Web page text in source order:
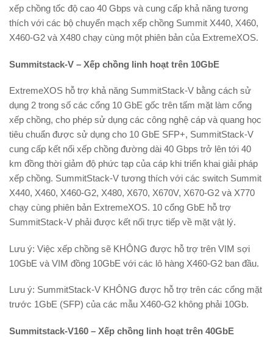
xếp chồng tốc độ cao 40 Gbps và cung cấp khả năng tương
thích với các bộ chuyển mạch xếp chồng Summit X440, X460,
X460-G2 và X480 chạy cùng một phiên bản của ExtremeXOS.
Summitstack-V – Xếp chồng linh hoạt trên 10GbE
ExtremeXOS hỗ trợ khả năng SummitStack-V bằng cách sử
dụng 2 trong số các cổng 10 GbE gốc trên tấm mặt làm cổng
xếp chồng, cho phép sử dụng các công nghệ cáp và quang học
tiêu chuẩn được sử dụng cho 10 GbE SFP+, SummitStack-V
cung cấp kết nối xếp chồng đường dài 40 Gbps trở lên tới 40
km đồng thời giảm độ phức tạp của cáp khi triển khai giải pháp
xếp chồng. SummitStack-V tương thích với các switch Summit
X440, X460, X460-G2, X480, X670, X670V, X670-G2 và X770
chạy cùng phiên bản ExtremeXOS. 10 cổng GbE hỗ trợ
SummitStack-V phải được kết nối trực tiếp về mặt vật lý.
Lưu ý: Việc xếp chồng sẽ KHÔNG được hỗ trợ trên VIM sợi
10GbE và VIM đồng 10GbE với các lô hàng X460-G2 ban đầu.
Lưu ý: SummitStack-V KHÔNG được hỗ trợ trên các cổng mặt
trước 1GbE (SFP) của các mẫu X460-G2 không phải 10Gb.
Summitstack-V160 – Xếp chồng linh hoạt trên 40GbE